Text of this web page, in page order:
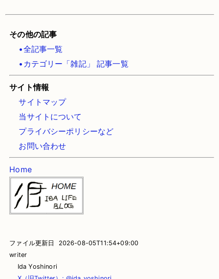
その他の記事
•全記事一覧
•カテゴリー「雑記」 記事一覧
サイト情報
サイトマップ
当サイトについて
プライバシーポリシーなど
お問い合わせ
Home
ファイル更新日 2026-08-05T11:54+09:00
writer
Ida Yoshinori